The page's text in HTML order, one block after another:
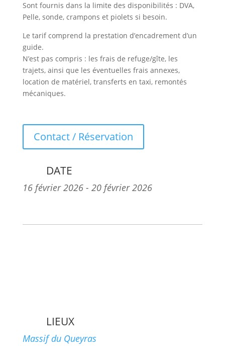
Sont fournis dans la limite des disponibilités : DVA,
Pelle, sonde, crampons et piolets si besoin.
Le tarif comprend la prestation d’encadrement d’un
guide.
N’est pas compris : les frais de refuge/gîte, les
trajets, ainsi que les éventuelles frais annexes,
location de matériel, transferts en taxi, remontés
mécaniques.
Contact / Réservation
DATE
16 février 2026- 20 février 2026
LIEUX
Massif du Queyras